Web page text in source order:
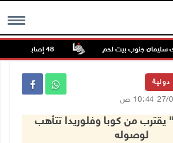
MENU جنوب بيت لحم 48 إصابة منذ بدء عدوان الاحتلال على مخيم قلنديا وكفر عقب شمال القدس
دولية
يقترب من كوبا وفلوريدا تتأهب
لوصوله